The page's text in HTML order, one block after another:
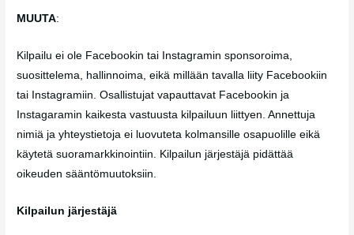
MUUTA:
Kilpailu ei ole Facebookin tai Instagramin sponsoroima,
suosittelema, hallinnoima, eikä millään tavalla liity Facebookiin
tai Instagramiin. Osallistujat vapauttavat Facebookin ja
Instagaramin kaikesta vastuusta kilpailuun liittyen. Annettuja
nimiä ja yhteystietoja ei luovuteta kolmansille osapuolille eikä
käytetä suoramarkkinointiin. Kilpailun järjestäjä pidättää
oikeuden sääntömuutoksiin.
Kilpailun järjestäjä